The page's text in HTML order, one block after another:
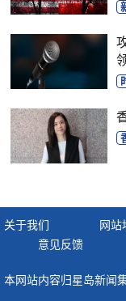
关于我们 网站
意见反馈
本网站内容归星岛新闻